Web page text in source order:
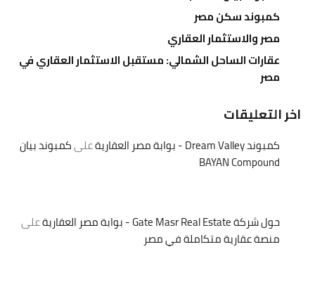
كمبوند سكن مصر
مصر والاستثمار العقاري
عقارات الساحل الشمالي: مستقبل الاستثمار العقاري في
مصر
اخر التعليقات
كمبوند Dream Valley - بوابة مصر العقارية علىكمبوند بيان
BAYAN Compound
حول شركة Gate Masr Real Estate - بوابة مصر العقارية
على
منصة عقارية متكاملة في مصر